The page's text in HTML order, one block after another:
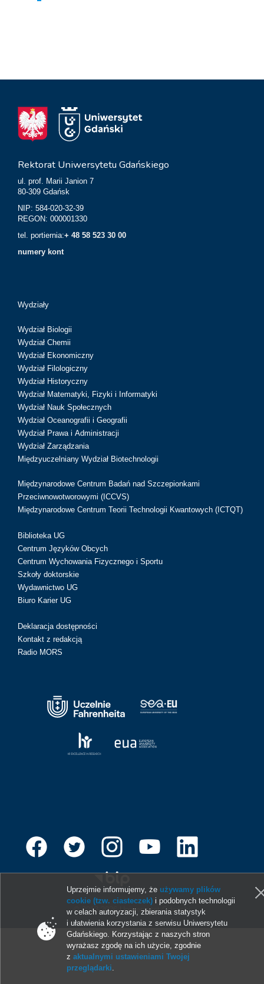
Rektorat Uniwersytetu Gdańskiego
ul. prof. Marii Janion 7
80-309 Gdańsk
NIP: 584-020-32-39
REGON: 000001330
tel. portiernia:+ 48 58 523 30 00
numery kont
Wydziały
Wydział Biologii
Wydział Chemii
Wydział Ekonomiczny
Wydział Filologiczny
Wydział Historyczny
Wydział Matematyki, Fizyki i Informatyki
Wydział Nauk Społecznych
Wydział Oceanografii i Geografii
Wydział Prawa i Administracji
Wydział Zarządzania
Międzyuczelniany Wydział Biotechnologii
Międzynarodowe Centrum Badań nad Szczepionkami
Przeciwnowotworowymi (ICCVS)
Międzynarodowe Centrum Teorii Technologii Kwantowych (ICTQT)
Biblioteka UG
Centrum Języków Obcych
Centrum Wychowania Fizycznego i Sportu
Szkoły doktorskie
Wydawnictwo UG
Biuro Karier UG
Deklaracja dostępności
Kontakt z redakcją
Radio MORS
© 2013-2026 Uniwersytet Gdański
Uprzejmie informujemy, że używamy plików
cookie (tzw. ciasteczek) i podobnych technologii
w celach autoryzacji, zbierania statystyk
i ułatwienia korzystania z serwisu Uniwersytetu
Gdańskiego. Korzystając z naszych stron
wyrażasz zgodę na ich użycie, zgodnie
zaktualnymi ustawieniami Twojej
przeglądarki.